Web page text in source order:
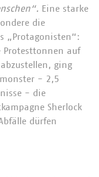
Eine starke
die
„Protagonisten“:
Protesttonnen auf
ging
- 2,5
- die
Sherlock
dürfen